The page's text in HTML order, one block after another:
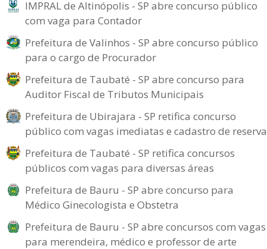
IMPRAL de Altinópolis - SP abre concurso público
com vaga para Contador
Prefeitura de Valinhos - SP abre concurso público
para o cargo de Procurador
Prefeitura de Taubaté - SP abre concurso para
Auditor Fiscal de Tributos Municipais
Prefeitura de Ubirajara - SP retifica concurso
público com vagas imediatas e cadastro de reserva
Prefeitura de Taubaté - SP retifica concursos
públicos com vagas para diversas áreas
Prefeitura de Bauru - SP abre concurso para
Médico Ginecologista e Obstetra
Prefeitura de Bauru - SP abre concursos com vagas
para merendeira, médico e professor de arte